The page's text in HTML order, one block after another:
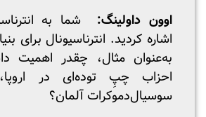
اوون داولینگ: شما به
اشاره کردید. انترناسیونال برای
به‌عنوان مثال، چقدر اهمیت
احزاب چپِ توده‌ای در
سوسیال‌دموکرات آلمان؟